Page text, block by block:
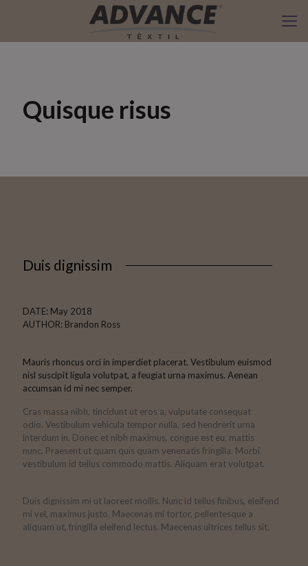
Quisque risus
Duis dignissim
DATE: May 2018
AUTHOR: Brandon Ross
Mauris rhoncus orci in imperdiet placerat. Vestibulum euismod
nisl suscipit ligula volutpat, a feugiat urna maximus. Aenean
accumsan id mi nec semper.
Cras massa nibh, tincidunt ut eros a, vulputate consequat
odio. Vestibulum vehicula tempor nulla, sed hendrerit urna
interdum in. Donec et nibh maximus, congue est eu, mattis
nunc. Praesent ut quam quis quam venenatis fringilla. Morbi
vestibulum id tellus commodo mattis. Aliquam erat volutpat.
Duis dignissim mi ut laoreet mollis. Nunc id tellus finibus, eleifend
mi vel, maximus justo. Maecenas mi tortor, pellentesque a
aliquam ut, fringilla eleifend lectus. Maecenas ultrices tellus sit.